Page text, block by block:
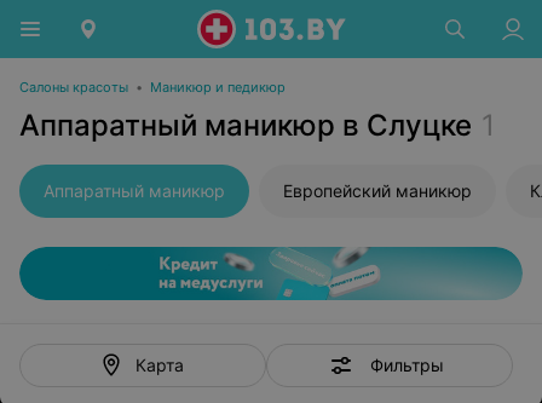
Салоны красоты • Маникюр и педикюр
Аппаратный маникюр в Слуцке 1
Аппаратный маникюр Европейский маникюр
Карта Фильтры